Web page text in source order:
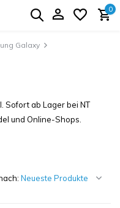
0
Galaxy
Sofort ab Lager bei NT
und Online-Shops.